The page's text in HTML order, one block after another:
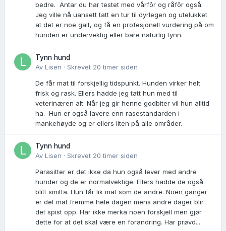
bedre. Antar du har testet med vårfôr og råfôr også.
Jeg ville nå uansett tatt en tur til dyrlegen og utelukket
at det er noe galt, og få en profesjonell vurdering på om
hunden er undervektig eller bare naturlig tynn.
Tynn hund
Av Lisen · Skrevet 20 timer siden
De får mat til forskjellig tidspunkt. Hunden virker helt
frisk og rask. Ellers hadde jeg tatt hun med til
veterinæren alt. Når jeg gir henne godbiter vil hun alltid
ha. Hun er også lavere enn rasestandarden i
mankehøyde og er ellers liten på alle områder.
Tynn hund
Av Lisen · Skrevet 20 timer siden
Parasitter er det ikke da hun også lever med andre
hunder og de er normalvektige. Ellers hadde de også
blitt smitta. Hun får lik mat som de andre. Noen ganger
er det mat fremme hele dagen mens andre dager blir
det spist opp. Har ikke merka noen forskjell men gjør
dette for at det skal være en forandring. Har prøvd...